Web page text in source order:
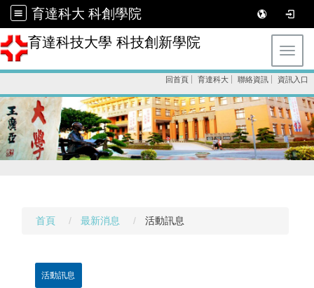
育達科大 科創學院
育達科技大學 科技創新學院
回首頁 育達科大 聯絡資訊 資訊入口
首頁 最新消息 活動訊息
活動訊息